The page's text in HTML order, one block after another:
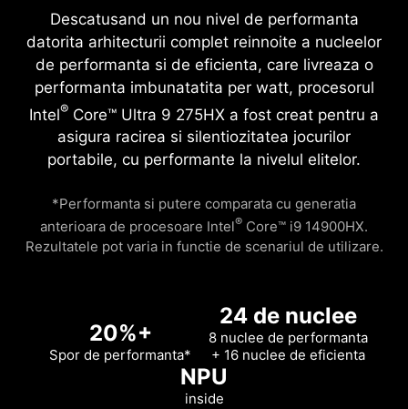
Descatusand un nou nivel de performanta
datorita arhitecturii complet reinnoite a nucleelor
de performanta si de eficienta, care livreaza o
performanta imbunatatita per watt, procesorul
Intel® Core™ Ultra 9 275HX a fost creat pentru a
asigura racirea si silentiozitatea jocurilor
portabile, cu performante la nivelul elitelor.
*Performanta si putere comparata cu generatia
anterioara de procesoare Intel® Core™ i9 14900HX.
Rezultatele pot varia in functie de scenariul de utilizare.
20%+
Spor de performanta*
24 de nuclee
8 nuclee de performanta
+ 16 nuclee de eficienta
NPU
inside